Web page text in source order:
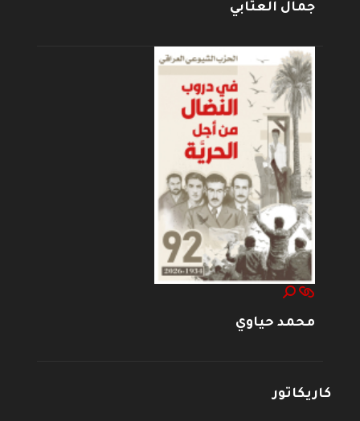
جمال العتابي
محمد حياوي
كاريكاتور